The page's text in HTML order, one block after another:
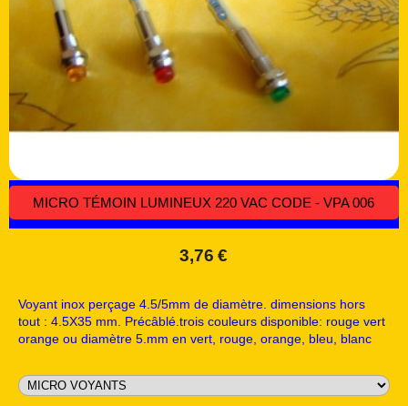
MICRO TÉMOIN LUMINEUX 220 VAC CODE - VPA 006
3,76 €
Voyant inox perçage 4.5/5mm de diamètre. dimensions hors
tout : 4.5X35 mm. Précâblé.trois couleurs disponible: rouge vert
orange ou diamètre 5.mm en vert, rouge, orange, bleu, blanc